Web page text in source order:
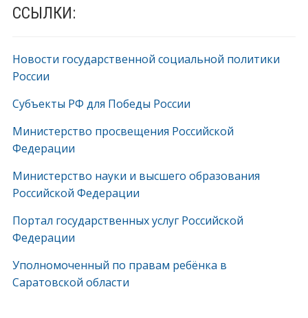
ССЫЛКИ:
Новости государственной социальной политики
России
Субъекты РФ для Победы России
Министерство просвещения Российской
Федерации
Министерство науки и высшего образования
Российской Федерации
Портал государственных услуг Российской
Федерации
Уполномоченный по правам ребёнка в
Саратовской области